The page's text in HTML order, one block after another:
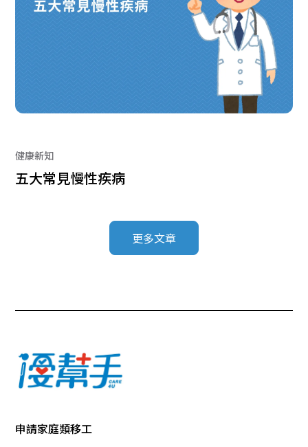
健康新知
五大常見慢性疾病
更多文章
申請家庭類移工